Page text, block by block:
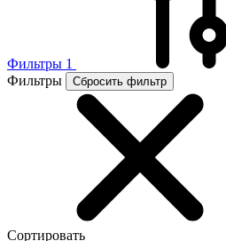
Фильтры 1
Фильтры
Сбросить фильтр
Сортировать